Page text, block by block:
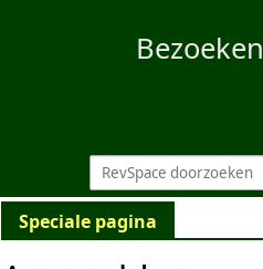
Bezoeken
Speciale pagina